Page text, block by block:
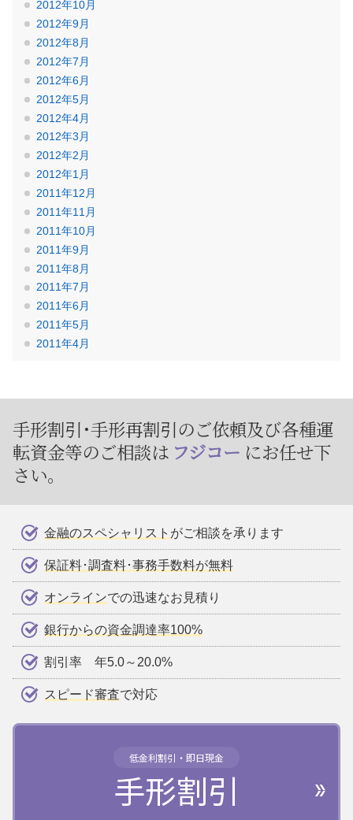
2012年10月
2012年9月
2012年8月
2012年7月
2012年6月
2012年5月
2012年4月
2012年3月
2012年2月
2012年1月
2011年12月
2011年11月
2011年10月
2011年9月
2011年8月
2011年7月
2011年6月
2011年5月
2011年4月
手形割引･手形再割引のご依頼及び各種運
転資金等のご相談は フジコー にお任せ下
さい。
金融のスペシャリスト がご相談を承ります
保証料･調査料･事務手数料が無料
オンラインでの迅速なお見積り
銀行からの資金調達率100%
割引率 年5.0～20.0%
スピード審査で対応
低金利割引・即日現金
手形割引